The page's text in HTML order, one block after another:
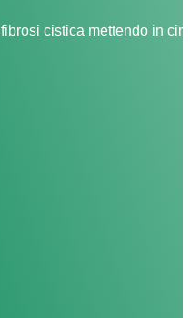
cistica mettendo in